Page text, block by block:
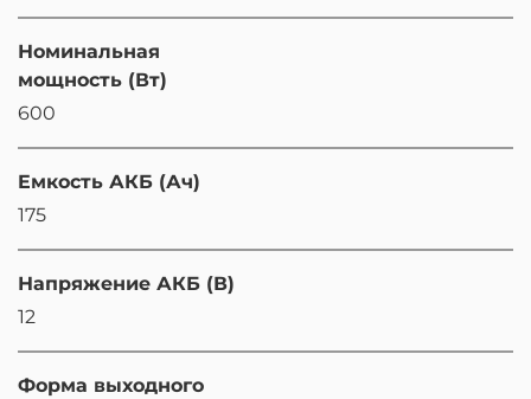
Номинальная
мощность (Вт)
600
Eмкость АКБ (Ач)
175
Напряжение АКБ (В)
12
Форма выходного